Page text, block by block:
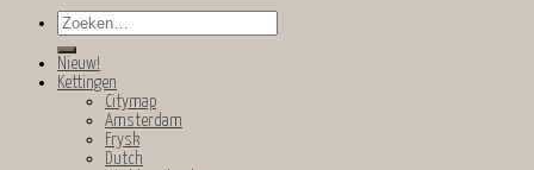
Zoeken
naar:
Nieuw!
Kettingen
Citymap
Amsterdam
Frysk
Dutch